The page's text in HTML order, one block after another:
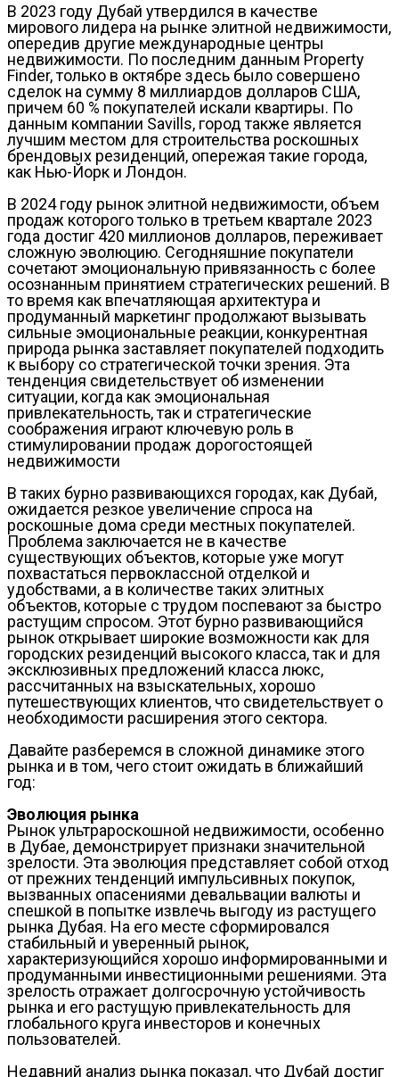
В 2023 году Дубай утвердился в качестве
мирового лидера на рынке элитной недвижимости,
опередив другие международные центры
недвижимости. По последним данным Property
Finder, только в октябре здесь было совершено
сделок на сумму 8 миллиардов долларов США,
причем 60 % покупателей искали квартиры. По
данным компании Savills, город также является
лучшим местом для строительства роскошных
брендовых резиденций, опережая такие города,
как Нью-Йорк и Лондон.
В 2024 году рынок элитной недвижимости, объем
продаж которого только в третьем квартале 2023
года достиг 420 миллионов долларов, переживает
сложную эволюцию. Сегодняшние покупатели
сочетают эмоциональную привязанность с более
осознанным принятием стратегических решений. В
то время как впечатляющая архитектура и
продуманный маркетинг продолжают вызывать
сильные эмоциональные реакции, конкурентная
природа рынка заставляет покупателей подходить
к выбору со стратегической точки зрения. Эта
тенденция свидетельствует об изменении
ситуации, когда как эмоциональная
привлекательность, так и стратегические
соображения играют ключевую роль в
стимулировании продаж дорогостоящей
недвижимости
В таких бурно развивающихся городах, как Дубай,
ожидается резкое увеличение спроса на
роскошные дома среди местных покупателей.
Проблема заключается не в качестве
существующих объектов, которые уже могут
похвастаться первоклассной отделкой и
удобствами, а в количестве таких элитных
объектов, которые с трудом поспевают за быстро
растущим спросом. Этот бурно развивающийся
рынок открывает широкие возможности как для
городских резиденций высокого класса, так и для
эксклюзивных предложений класса люкс,
рассчитанных на взыскательных, хорошо
путешествующих клиентов, что свидетельствует о
необходимости расширения этого сектора.
Давайте разберемся в сложной динамике этого
рынка и в том, чего стоит ожидать в ближайший
год:
Эволюция рынка
Рынок ультрароскошной недвижимости, особенно
в Дубае, демонстрирует признаки значительной
зрелости. Эта эволюция представляет собой отход
от прежних тенденций импульсивных покупок,
вызванных опасениями девальвации валюты и
спешкой в попытке извлечь выгоду из растущего
рынка Дубая. На его месте сформировался
стабильный и уверенный рынок,
характеризующийся хорошо информированными и
продуманными инвестиционными решениями. Эта
зрелость отражает долгосрочную устойчивость
рынка и его растущую привлекательность для
глобального круга инвесторов и конечных
пользователей.
Недавний анализ рынка показал, что Дубай достиг